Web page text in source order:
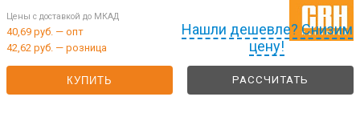
Нашли дешевле? Снизим
цену!
Цены с доставкой до МКАД
40,69 руб. — опт
42,62 руб. — розница
КУПИТЬ РАССЧИТАТЬ